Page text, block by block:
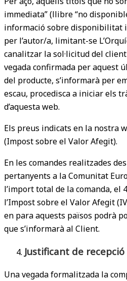
immediata” (llibre “no
informació sobre disponibilitat
per l’autor/a, limitant-se
canalitzar la sol·licitud del
vegada confirmada per aquest
del producte, s’informarà per
escau, procedisca a iniciar els
d’aquesta web.
Els preus indicats en la nostra
(Impost sobre el Valor Afegit).
En les comandes realitzades
pertanyents a la Comunitat
l’import total de la comanda, el
l’Impost sobre el Valor Afegit
en para aquests països podrà
que s’informarà al Client.
Justificant de recepció
Una vegada formalitzada la